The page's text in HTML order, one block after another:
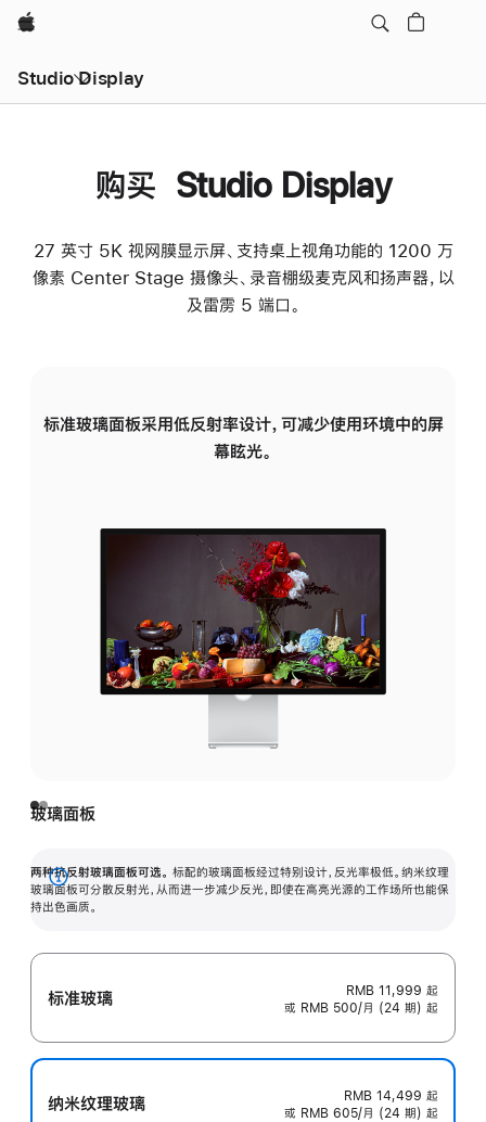
Apple
Studio Display
购买 Studio Display
27 英寸 5K 视网膜显示屏、支持桌上视角功能的 1200 万
像素 Center Stage 摄像头、录音棚级麦克风和扬声器，以
及雷雳 5 端口。
标准玻璃面板采用低反射率设计，可减少使用环境中的屏
幕眩光。
玻璃面板
两种抗反射玻璃面板可选。 标配的玻璃面板经过特别设计，反光率极低。纳米纹理
玻璃面板可分散反射光，从而进一步减少反光，即使在高亮光源的工作场所也能保
持出色画质。
展
开
标准玻璃 RMB 11,999 起
或 RMB 500/月 (24 期) 起
纳米纹理玻璃 RMB 14,499 起
或 RMB 605/月 (24 期) 起